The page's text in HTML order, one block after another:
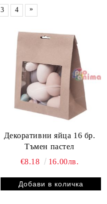
3 4 »
Декоративни яйца 16 бр.
Тъмен пастел
€8.18
16.00лв.